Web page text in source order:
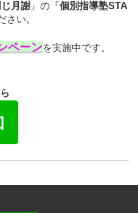
じ月謝 』 の 『個別指導塾STA
さい。
ペーンを実施中です。